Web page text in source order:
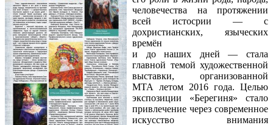
человечества на протяжении
всей истосрии — с
дохристианских, языческих
времён
и до наших дней — стала
главной темой художественной
выставки, организованной
МТА летом 2016 года. Целью
экспозиции «Берегиня» стало
привлечение через современное
искусство внимания